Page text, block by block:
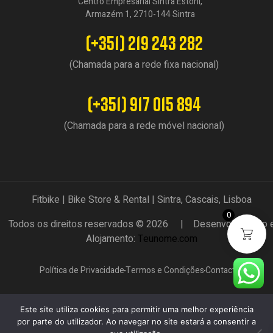
Armazém 1, 2710-144 Sintra
(+351) 219 243 282
(Chamada para a rede fixa nacional)
(+351) 917 015 894
(Chamada para a rede móvel nacional)
Fitbike | Bike Store & Rental | Sintra, Cascais, Lisboa
Todos os direitos reservados © 2026 | Desenvolvimento
Alojamento:Teunome.com
Política de PrivacidadeTermos e CondiçõesContactos
0
Este site utiliza cookies para permitir uma melhor experiência
por parte do utilizador. Ao navegar no site estará a consentir a